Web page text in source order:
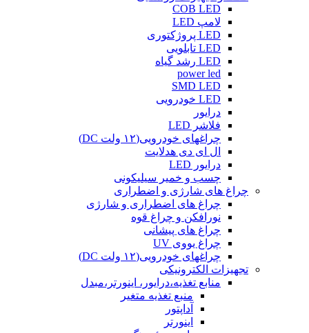
COB LED
لامپ LED
LED پروژکتوری
LED تابلویی
LED رشد گیاه
power led
SMD LED
LED خودرویی
درایور
فلاشر LED
چراغهای خودرویی(۱۲ ولت DC)
ال ای دی هدلایت
درایور LED
چسب و خمیر سیلیکونی
چراغ های شارژی و اضطراری
چراغ های اضطراری و شارژی
نورافکن و چراغ قوه
چراغ های پیشانی
چراغ یووی UV
چراغهای خودرویی(۱۲ ولت DC)
تجهیزات الکترونیکی
منابع تغذیه،درایور، اینورتر،مبدل
منبع تغذیه متغیر
آداپتور
اینورتر